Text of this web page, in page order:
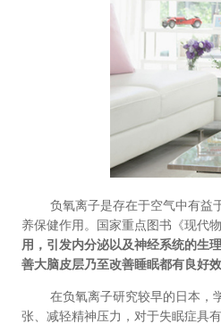
负氧离子是存在于空气中有益
养保健作用。
国家重点图书《现代
用，引发内分泌以及神经系统的生
善大脑皮层乃至改善睡眠都有良好效
在负氧离子研究较早的日本，
张、减轻精神压力，对于失眠症具